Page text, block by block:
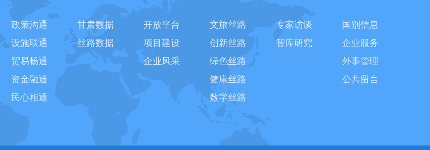
政策沟通
设施联通
贸易畅通
资金融通
民心相通
甘肃数据
丝路数据
开放平台
项目建设
企业风采
文旅丝路
创新丝路
绿色丝路
健康丝路
数字丝路
专家访谈
智库研究
国别信息
企业服务
外事管理
公共留言